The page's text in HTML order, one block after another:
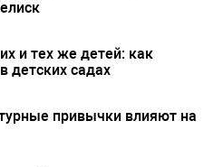
и тех же детей: как
детских садах
привычки влияют на